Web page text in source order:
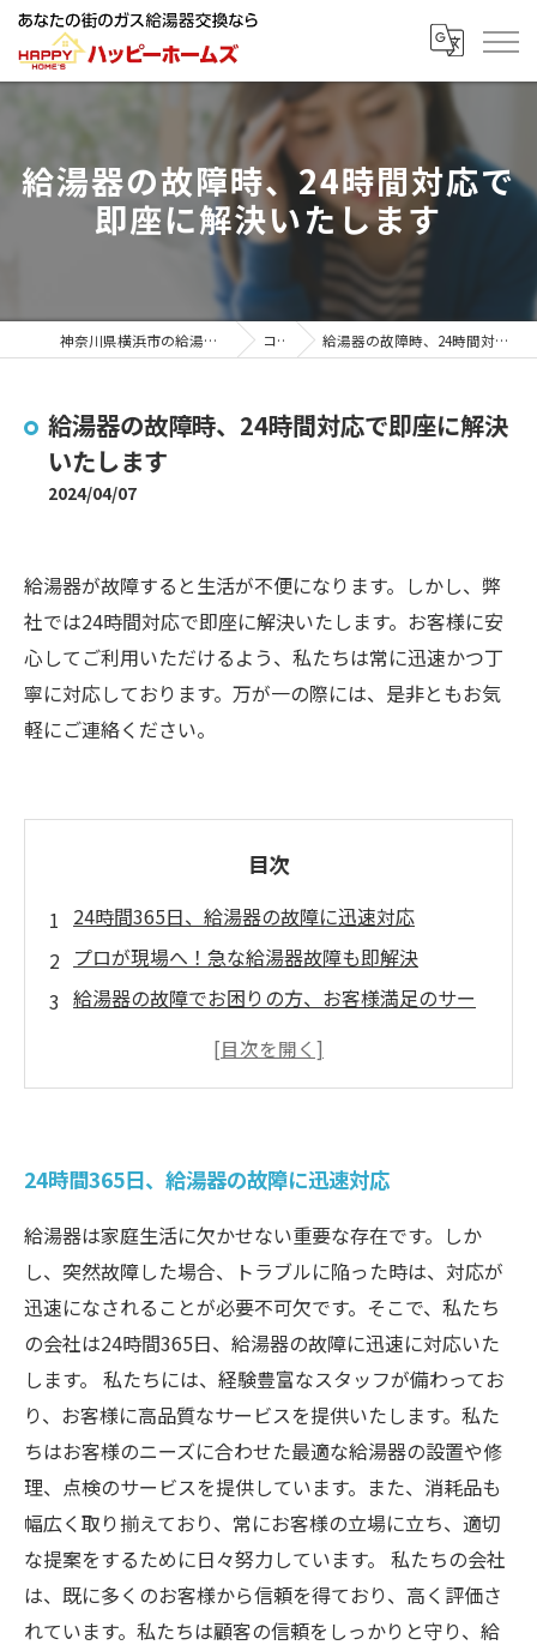
給湯器の故障時、24時間対応で
即座に解決いたします
神奈川県横浜市の給湯器ならハッピーホームズ コラム 給湯器の故障時、24時間対応で即座に解決いたします
給湯器の故障時、24時間対応で即座に解決
いたします
2024/04/07
給湯器が故障すると生活が不便になります。しかし、弊
社では24時間対応で即座に解決いたします。お客様に安
心してご利用いただけるよう、私たちは常に迅速かつ丁
寧に対応しております。万が一の際には、是非ともお気
軽にご連絡ください。
目次
24時間365日、給湯器の故障に迅速対応
プロが現場へ！急な給湯器故障も即解決
給湯器の故障でお困りの方、お客様満足のサー
24時間365日、給湯器の故障に迅速対応
給湯器は家庭生活に欠かせない重要な存在です。しか
し、突然故障した場合、トラブルに陥った時は、対応が
迅速になされることが必要不可欠です。そこで、私たち
の会社は24時間365日、給湯器の故障に迅速に対応いた
します。 私たちには、経験豊富なスタッフが備わってお
り、お客様に高品質なサービスを提供いたします。私た
ちはお客様のニーズに合わせた最適な給湯器の設置や修
理、点検のサービスを提供しています。また、消耗品も
幅広く取り揃えており、常にお客様の立場に立ち、適切
な提案をするために日々努力しています。 私たちの会社
は、既に多くのお客様から信頼を得ており、高く評価さ
れています。私たちは顧客の信頼をしっかりと守り、給